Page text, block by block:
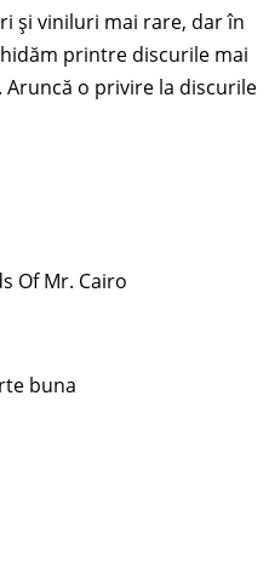
Of Mr. Cairo
buna